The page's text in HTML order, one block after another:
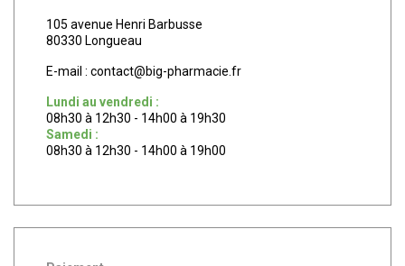
105 avenue Henri Barbusse
80330 Longueau
E-mail : contact@big-pharmacie.fr
Lundi au vendredi :
08h30 à 12h30 - 14h00 à 19h30
Samedi :
08h30 à 12h30 - 14h00 à 19h00